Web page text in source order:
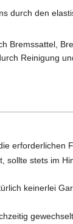
durch den
Bremssattel,
Reinigung
sollte stets im
keinerlei